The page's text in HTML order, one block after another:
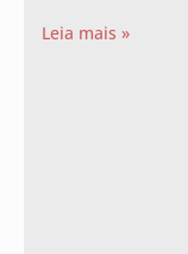
Leia mais »